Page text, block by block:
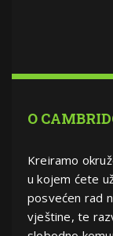
O
Kreiramo
u kojem ćete
posvećen rad
vještine, te